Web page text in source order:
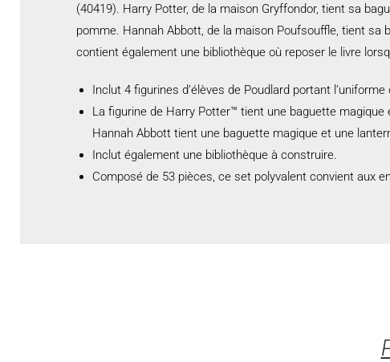
(40419). Harry Potter, de la maison Gryffondor, tient sa
pomme. Hannah Abbott, de la maison Poufsouffle, tient
contient également une bibliothèque où reposer le livre
Inclut 4 figurines d’élèves de Poudlard portant
La figurine de Harry Potter™ tient une baguette
Hannah Abbott tient une baguette magique et une
Inclut également une bibliothèque à construire.
Composé de 53 pièces, ce set polyvalent convient aux